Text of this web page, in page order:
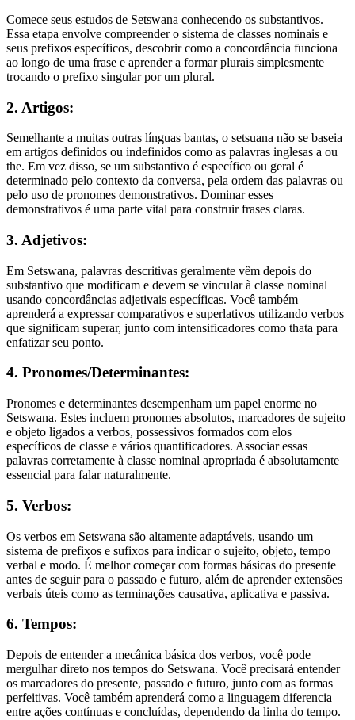
Comece seus estudos de Setswana conhecendo os substantivos.
Essa etapa envolve compreender o sistema de classes nominais e
seus prefixos específicos, descobrir como a concordância funciona
ao longo de uma frase e aprender a formar plurais simplesmente
trocando o prefixo singular por um plural.
2. Artigos:
Semelhante a muitas outras línguas bantas, o setsuana não se baseia
em artigos definidos ou indefinidos como as palavras inglesas a ou
the. Em vez disso, se um substantivo é específico ou geral é
determinado pelo contexto da conversa, pela ordem das palavras ou
pelo uso de pronomes demonstrativos. Dominar esses
demonstrativos é uma parte vital para construir frases claras.
3. Adjetivos:
Em Setswana, palavras descritivas geralmente vêm depois do
substantivo que modificam e devem se vincular à classe nominal
usando concordâncias adjetivais específicas. Você também
aprenderá a expressar comparativos e superlativos utilizando verbos
que significam superar, junto com intensificadores como thata para
enfatizar seu ponto.
4. Pronomes/Determinantes:
Pronomes e determinantes desempenham um papel enorme no
Setswana. Estes incluem pronomes absolutos, marcadores de sujeito
e objeto ligados a verbos, possessivos formados com elos
específicos de classe e vários quantificadores. Associar essas
palavras corretamente à classe nominal apropriada é absolutamente
essencial para falar naturalmente.
5. Verbos:
Os verbos em Setswana são altamente adaptáveis, usando um
sistema de prefixos e sufixos para indicar o sujeito, objeto, tempo
verbal e modo. É melhor começar com formas básicas do presente
antes de seguir para o passado e futuro, além de aprender extensões
verbais úteis como as terminações causativa, aplicativa e passiva.
6. Tempos:
Depois de entender a mecânica básica dos verbos, você pode
mergulhar direto nos tempos do Setswana. Você precisará entender
os marcadores do presente, passado e futuro, junto com as formas
perfeitivas. Você também aprenderá como a linguagem diferencia
entre ações contínuas e concluídas, dependendo da linha do tempo.